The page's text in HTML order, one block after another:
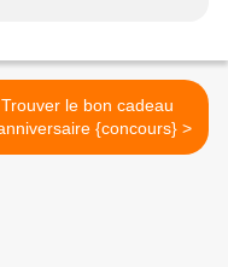
Trouver le bon cadeau
d'anniversaire {concours} >